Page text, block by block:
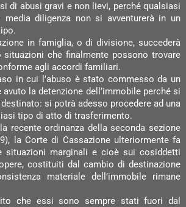
di abusi gravi e non lievi, perché qualsiasi
media diligenza non si avventurerà in un
in famiglia, o di divisione, succederà
che finalmente possono trovare
agli accordi familiari.
in cui l’abuso è stato commesso da un
la detenzione dell’immobile perché si
si potrà adesso procedere ad una
tipo di atto di trasferimento.
recente ordinanza della seconda sezione
la Corte di Cassazione ulteriormente fa
situazioni marginali e cioè sui cosiddetti
costituiti dal cambio di destinazione
materiale dell’immobile rimane
che essi sono sempre stati fuori dal